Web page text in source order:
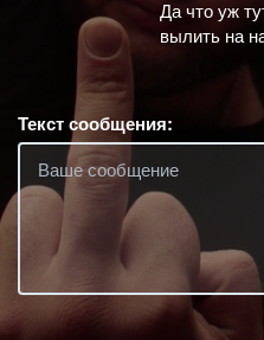
Да что уж
вылить на
Текст сообщения: